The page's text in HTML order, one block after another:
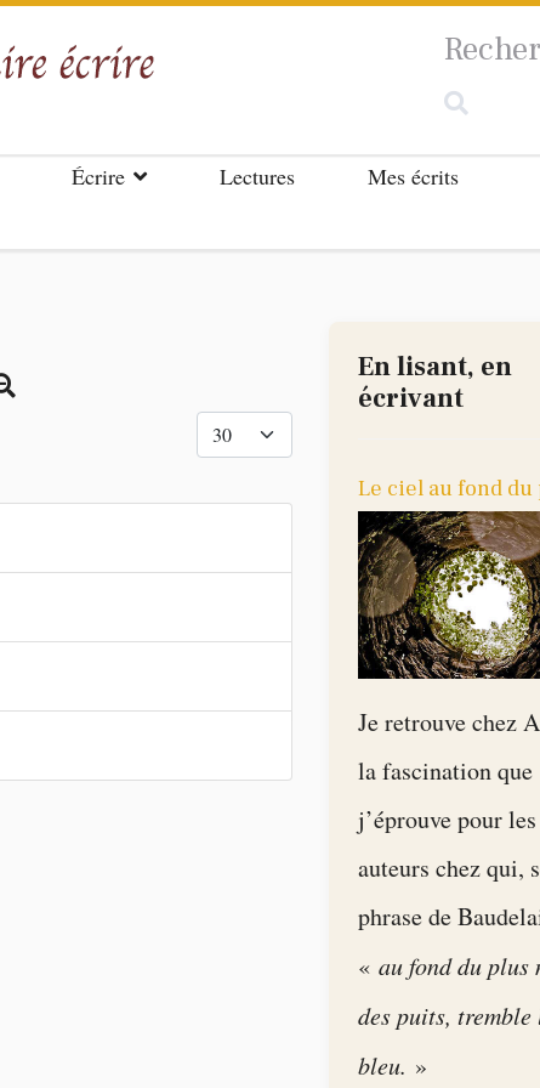
Écrire Lectures
Mes écrits
Afficher #
En lisant, en
écrivant
Le ciel au fond du
Je retrouve chez
la fascination que
j’éprouve pour les
auteurs chez qui,
phrase de
« au fond du plus
des puits,
bleu. »